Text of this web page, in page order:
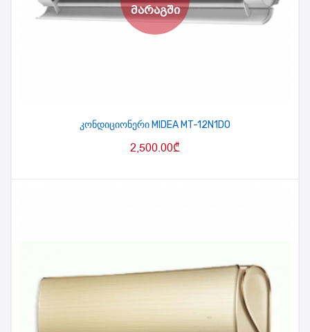
კონდიციონერი MIDEA MT-12N1DO
2,500.00₾